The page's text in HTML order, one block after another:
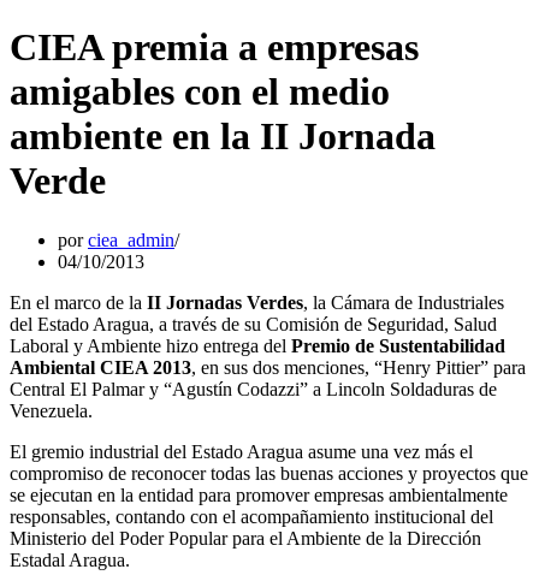
CIEA premia a empresas
amigables con el medio
ambiente en la II Jornada
Verde
porciea_admin
04/10/2013
En el marco de la II Jornadas Verdes, la Cámara de Industriales
del Estado Aragua, a través de su Comisión de Seguridad, Salud
Laboral y Ambiente hizo entrega del Premio de Sustentabilidad
Ambiental CIEA 2013, en sus dos menciones, “Henry Pittier” para
Central El Palmar y “Agustín Codazzi” a Lincoln Soldaduras de
Venezuela.
El gremio industrial del Estado Aragua asume una vez más el
compromiso de reconocer todas las buenas acciones y proyectos que
se ejecutan en la entidad para promover empresas ambientalmente
responsables, contando con el acompañamiento institucional del
Ministerio del Poder Popular para el Ambiente de la Dirección
Estadal Aragua.